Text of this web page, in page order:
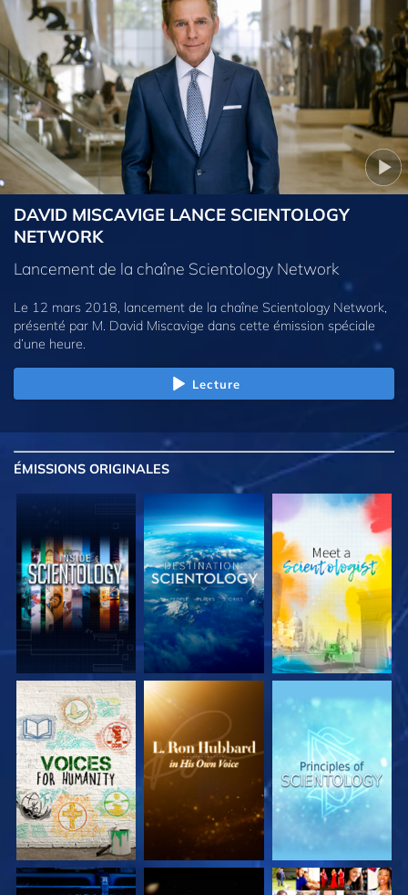
DAVID MISCAVIGE LANCE SCIENTOLOGY
NETWORK
Lancement de la chaîne Scientology Network
Le 12 mars 2018, lancement de la chaîne Scientology Network,
présenté par M. David Miscavige dans cette émission spéciale
d’une heure.
Lecture
ÉMISSIONS ORIGINALES
DÉCOUVRIR LES
SÉRIES
DÉCOUVRIR LES
SÉRIES
DÉCOUVRIR LES
SÉRIES